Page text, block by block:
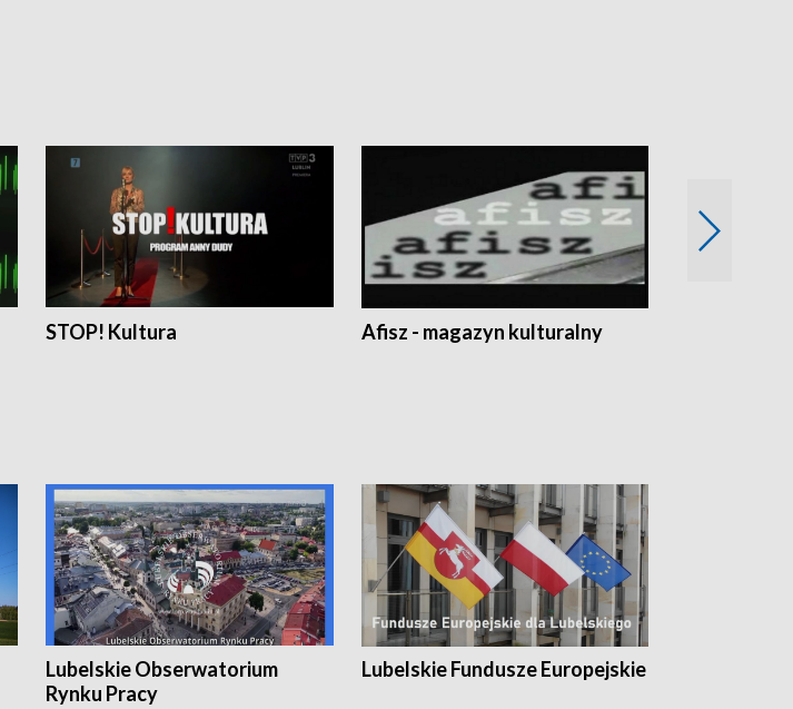
STOP! Kultura Afisz - magazyn kulturalny
Lubelskie Obserwatorium
Rynku Pracy
Lubelskie Fundusze Europejskie